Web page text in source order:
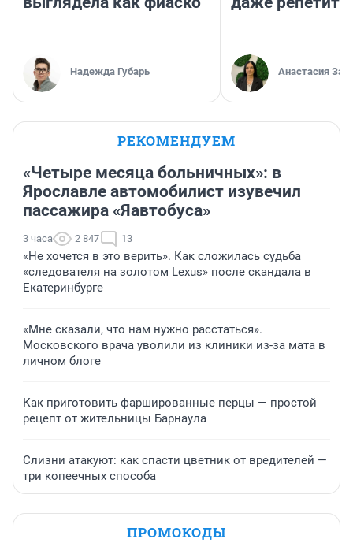
Надежда Губарь Анастасия
РЕКОМЕНДУЕМ
«Четыре месяца больничных»: в
Ярославле автомобилист изувечил
пассажира «Яавтобуса»
3 часа 2 847 13
«Не хочется в это верить». Как сложилась судьба
«следователя на золотом Lexus» после скандала в
Екатеринбурге
«Мне сказали, что нам нужно расстаться».
Московского врача уволили из клиники из-за мата в
личном блоге
Как приготовить фаршированные перцы — простой
рецепт от жительницы Барнаула
Слизни атакуют: как спасти цветник от вредителей —
три копеечных способа
ПРОМОКОДЫ